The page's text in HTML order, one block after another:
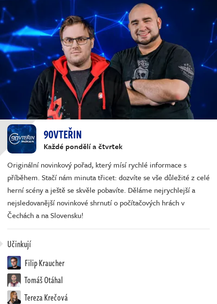
90VTEŘIN
Každé pondělí a čtvrtek
Originální novinkový pořad, který mísí rychlé informace s
příběhem. Stačí nám minuta třicet: dozvíte se vše důležité z celé
herní scény a ještě se skvěle pobavíte. Děláme nejrychlejší a
nejsledovanější novinkové shrnutí o počítačových hrách v
Čechách a na Slovensku!
Učinkují
Filip Kraucher
Tomáš Otáhal
Tereza Krečová